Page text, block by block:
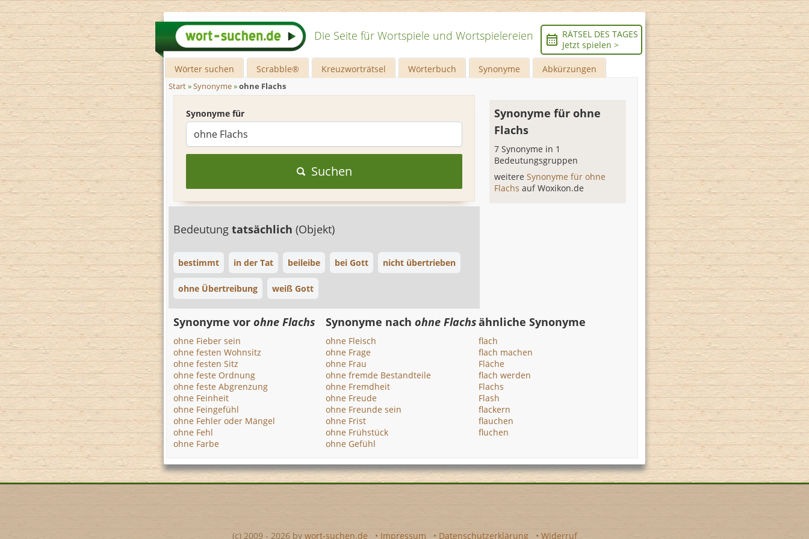
Die Seite für Wortspiele und Wortspielereien
RÄTSEL DES TAGES
Jetzt spielen >
Wörter suchen Scrabble® Kreuzworträtsel Wörterbuch Synonyme Abkürzungen
Start»Synonyme»ohne Flachs
Synonyme für
Suchen
Bedeutung tatsächlich (Objekt)
bestimmt in der Tat beileibe bei Gott nicht übertrieben
ohne Übertreibung weiß Gott
Synonyme für ohne
Flachs
7 Synonyme in 1
Bedeutungsgruppen
weitereSynonyme für ohne
Flachsauf Woxikon.de
Synonyme vor ohne Flachs
ohne Fieber sein
ohne festen Wohnsitz
ohne festen Sitz
ohne feste Ordnung
ohne feste Abgrenzung
ohne Feinheit
ohne Feingefühl
ohne Fehler oder Mängel
ohne Fehl
ohne Farbe
Synonyme nachohne Flachs
ohne Fleisch
ohne Frage
ohne Frau
ohne fremde Bestandteile
ohne Fremdheit
ohne Freude
ohne Freunde sein
ohne Frist
ohne Frühstück
ohne Gefühl
ähnliche Synonyme
flach
flach machen
Fläche
flach werden
Flachs
Flash
flackern
flauchen
fluchen
(c) 2009 - 2026 by wort-suchen.de • Impressum • Datenschutzerklärung • Widerruf